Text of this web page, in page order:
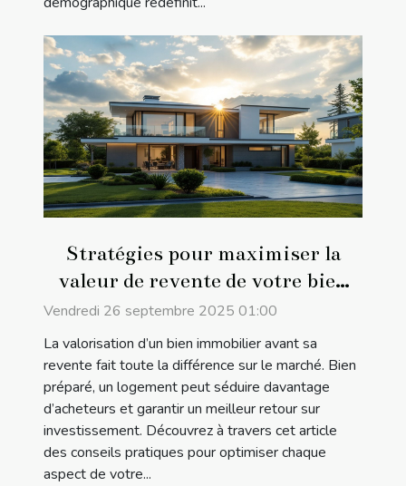
Stratégies pour maximiser la
valeur de revente de votre bien
immobilier
Vendredi 26 septembre 2025 01:00
La valorisation d’un bien immobilier avant sa
revente fait toute la différence sur le marché. Bien
préparé, un logement peut séduire davantage
d’acheteurs et garantir un meilleur retour sur
investissement. Découvrez à travers cet article
des conseils pratiques pour optimiser chaque
aspect de votre...